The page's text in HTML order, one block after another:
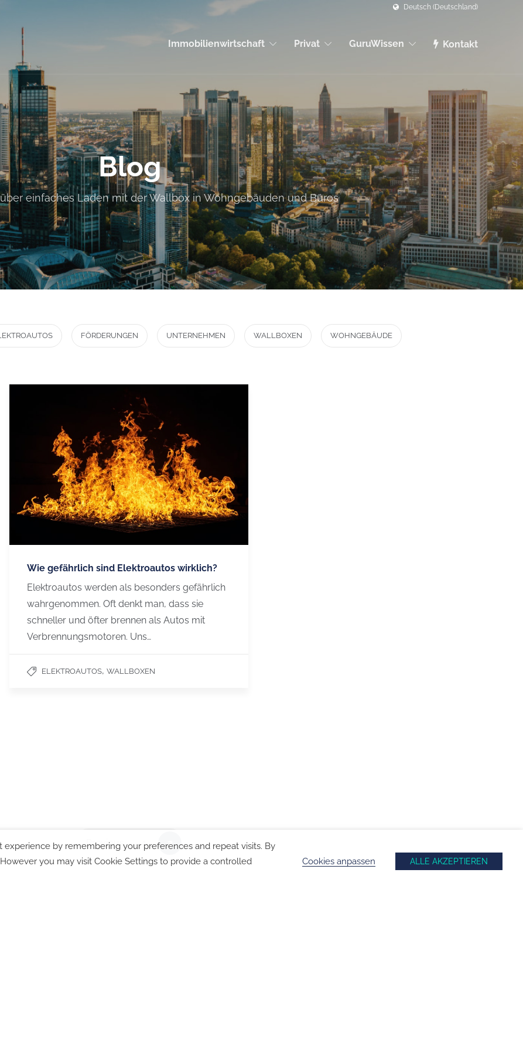
Deutsch (Deutschland)
Immobilienwirtschaft Privat GuruWissen Kontakt
Blog
einfaches Laden mit der Wallbox in Wohngebäuden und Büros
FÖRDERUNGEN UNTERNEHMEN WALLBOXEN WOHNGEBÄUDE
Wie gefährlich sind Elektroautos wirklich?
Elektroautos werden als besonders gefährlich
wahrgenommen. Oft denkt man, dass sie
schneller und öfter brennen als Autos mit
Verbrennungsmotoren. Uns…
ELEKTROAUTOS, WALLBOXEN
Previous 1 2
|Cookies|AGBs
by remembering your preferences and repeat visits. By
you may visit Cookie Settings to provide a controlled
Cookies anpassen ALLE AKZEPTIEREN